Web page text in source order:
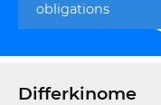
obligations
Differkinome